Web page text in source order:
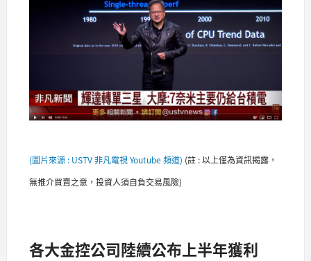
(圖片來源 : USTV 非凡電視 Youtube 頻道) (註 : 以上僅為資訊揭露，
無推介買賣之意，投資人須自負交易風險)
各大金控公司陸續公布上半年獲利